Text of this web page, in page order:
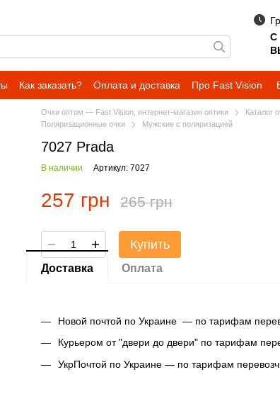
С
Как заказать? Оплата и доставка Про Fast Vision
Очки оптом — Fast Vision, интернет-магазин оптики Каталог
Поляризационные очки
Мужские с поляризацией
7027 Prada
В наличии Артикул: 7027
257 грн 265 грн
Купить
Доставка Оплата
Новой почтой по Украине — по тарифам
Курьером от "двери до двери" по тарифам
УкрПочтой по Украине — по тарифам